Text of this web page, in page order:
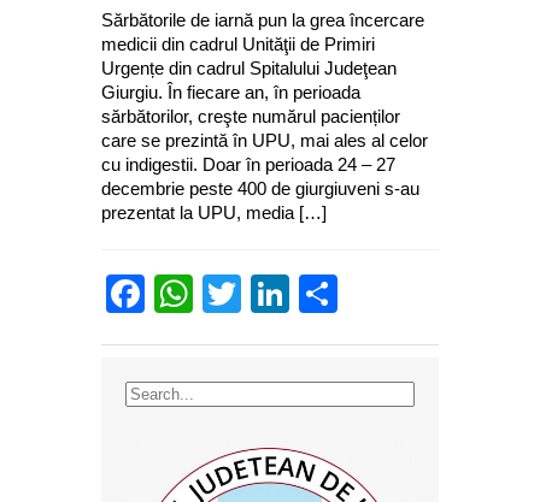
Sărbătorile de iarnă pun la grea încercare
medicii din cadrul Unităţii de Primiri
Urgențe din cadrul Spitalului Judeţean
Giurgiu. În fiecare an, în perioada
sărbătorilor, creşte numărul pacienților
care se prezintă în UPU, mai ales al celor
cu indigestii. Doar în perioada 24 – 27
decembrie peste 400 de giurgiuveni s-au
prezentat la UPU, media […]
Facebook
WhatsApp
TwitterLinkedIn